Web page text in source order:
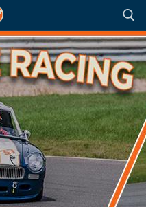
Rechercher :